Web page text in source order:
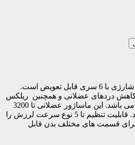
این ماساژور یک ماساژور شارژی با 6 سری قابل تعویض است.
کاهش دردهای عضلانی و همچنین ریلکس
کردن و رهایی از خستگی می باشد. این ماساژور عضلانی تا 3200
دور در دقیقه حرکت می­کند. قابلیت تنظیم تا 5 نوع سرعت لرزش را
قسمت های مختلف بدن قابل